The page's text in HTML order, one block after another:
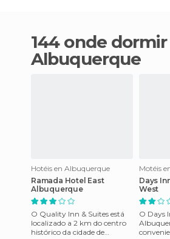
144 onde dormir em
Albuquerque
Hotéis en Albuquerque
Ramada Hotel East
Albuquerque
O Quality Inn & Suites está
localizado a 2 km do centro
histórico da cidade de
Motéis
Days
West
O Days